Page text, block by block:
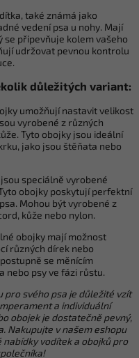
také známá jako
vedení psa u nohy. Mají
se připevňuje kolem vašeho
udržovat pevnou kontrolu
důležitých variant:
umožňují nastavit velikost
vyrobené z různých
Tyto obojky jsou ideální
jako jsou štěňata nebo
speciálně vyrobené
obojky poskytují perfektní
Mohou být vyrobené z
kůže nebo nylon.
obojky mají možnost
různých dírek nebo
se měnícím
nebo psy ve fázi růstu.
pro svého psa je důležité vzít
a individuální
obojek je dostatečně pevný,
Nakupujte v našem eshopu
vodítek a obojků pro